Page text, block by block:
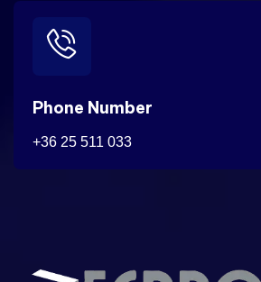
Phone Number
+36 25 511 033